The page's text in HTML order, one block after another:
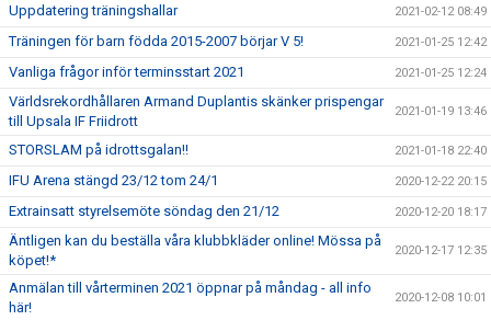
Uppdatering träningshallar 2021-02-12 08:49
Träningen för barn födda 2015-2007 börjar V 5! 2021-01-25 12:42
Vanliga frågor inför terminsstart 2021 2021-01-25 12:24
Världsrekordhållaren Armand Duplantis skänker prispengar
till Upsala IF Friidrott
2021-01-19 13:46
STORSLAM på idrottsgalan!! 2021-01-18 22:40
IFU Arena stängd 23/12 tom 24/1 2020-12-22 20:15
Extrainsatt styrelsemöte söndag den 21/12 2020-12-20 18:17
Äntligen kan du beställa våra klubbkläder online! Mössa på
köpet!*
2020-12-17 12:35
Anmälan till vårterminen 2021 öppnar på måndag - all info
här!
2020-12-08 10:01